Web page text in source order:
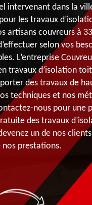
intervenant dans la
les travaux
artisans couvreurs à
selon vos
L’entreprise
travaux d’isolation
des travaux de
techniques et nos
nous pour une
des travaux
un de nos
nos prestations.